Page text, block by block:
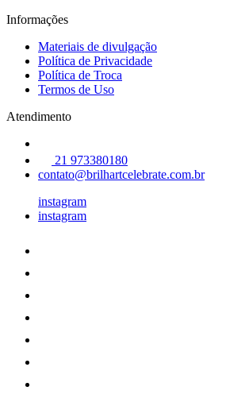
Informações
Materiais de divulgação
Política de Privacidade
Política de Troca
Termos de Uso
Atendimento
21 973380180
contato@brilhartcelebrate.com.br
instagram
instagram